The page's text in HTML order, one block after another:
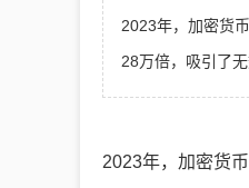
2023年，加密货
28万倍，吸引了无
2023年，加密货